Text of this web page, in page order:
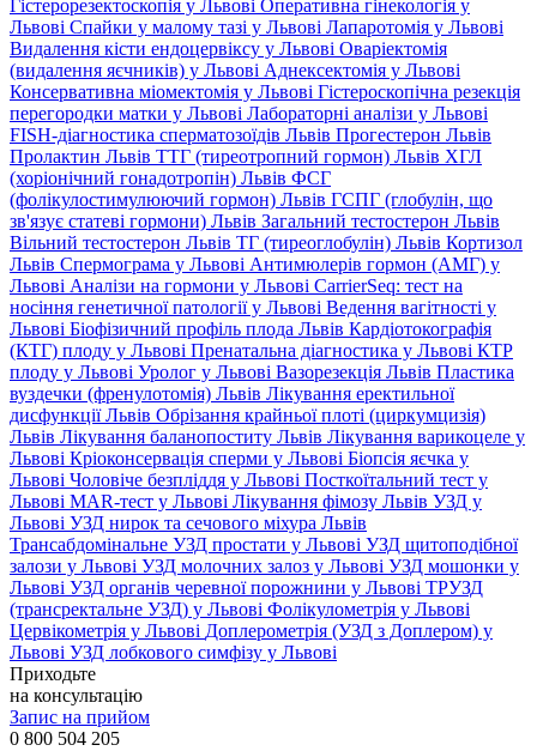
Гістерорезектоскопія у Львові Оперативна гінекологія у
Львові Спайки у малому тазі у Львові Лапаротомія у Львові
Видалення кісти ендоцервіксу у Львові Оваріектомія
(видалення яєчників) у Львові Аднексектомія у Львові
Консервативна міомектомія у Львові Гістероскопічна резекція
перегородки матки у Львові Лабораторні аналізи у Львові
FISH-діагностика сперматозоїдів Львів Прогестерон Львів
Пролактин Львів ТТГ (тиреотропний гормон) Львів ХГЛ
(хоріонічний гонадотропін) Львів ФСГ
(фолікулостимулюючий гормон) Львів ГСПГ (глобулін, що
зв'язує статеві гормони) Львів Загальний тестостерон Львів
Вільний тестостерон Львів ТГ (тиреоглобулін) Львів Кортизол
Львів Спермограма у Львові Антимюлерів гормон (АМГ) у
Львові Аналізи на гормони у Львові CarrierSeq: тест на
носіння генетичної патології у Львові Ведення вагітності у
Львові Біофізичний профіль плода Львів Кардіотокографія
(КТГ) плоду у Львові Пренатальна діагностика у Львові КТР
плоду у Львові Уролог у Львові Вазорезекція Львів Пластика
вуздечки (френулотомія) Львів Лікування еректильної
дисфункції Львів Обрізання крайньої плоті (циркумцизія)
Львів Лікування баланопоститу Львів Лікування варикоцеле у
Львові Кріоконсервація сперми у Львові Біопсія яєчка у
Львові Чоловіче безпліддя у Львові Посткоїтальний тест у
Львові MAR-тест у Львові Лікування фімозу Львів УЗД у
Львові УЗД нирок та сечового міхура Львів
Трансабдомінальне УЗД простати у Львові УЗД щитоподібної
залози у Львові УЗД молочних залоз у Львові УЗД мошонки у
Львові УЗД органів черевної порожнини у Львові ТРУЗД
(трансректальне УЗД) у Львові Фолікулометрія у Львові
Цервікометрія у Львові Доплерометрія (УЗД з Доплером) у
Львові УЗД лобкового симфізу у Львові
Приходьте
на консультацію
Запис на прийом
0 800 504 205